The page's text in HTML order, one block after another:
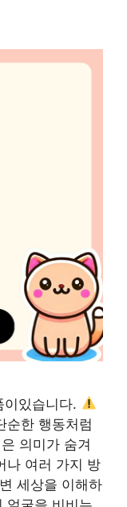
이있습니다.
순한 행동처럼
의미가 숨겨
나 여러 가지 방
세상을 이해하